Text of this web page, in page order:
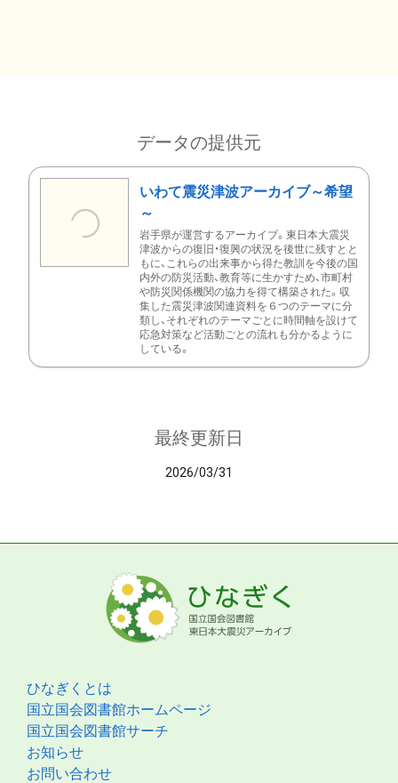
データの提供元
いわて震災津波アーカイブ～希望
～
岩手県が運営するアーカイブ。東日本大震災
津波からの復旧・復興の状況を後世に残すとと
もに、これらの出来事から得た教訓を今後の国
内外の防災活動、教育等に生かすため、市町村
や防災関係機関の協力を得て構築された。収
集した震災津波関連資料を６つのテーマに分
類し、それぞれのテーマごとに時間軸を設けて
応急対策など活動ごとの流れも分かるように
している。
最終更新日
2026/03/31
ひなぎくとは
国立国会図書館ホームページ
国立国会図書館サーチ
お知らせ
お問い合わせ